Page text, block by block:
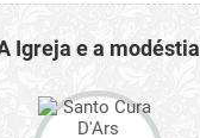
Igreja e a modéstia